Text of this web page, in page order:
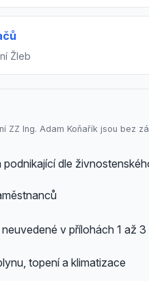
Žleb
ZZ Ing. Adam Koňařík jsou bez
podnikající dle
v přílohách 1 až 3
topení a klimatizace